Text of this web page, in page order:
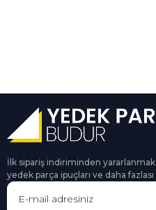
İlk sipariş indiriminden
yedek parça ipuçları ve daha